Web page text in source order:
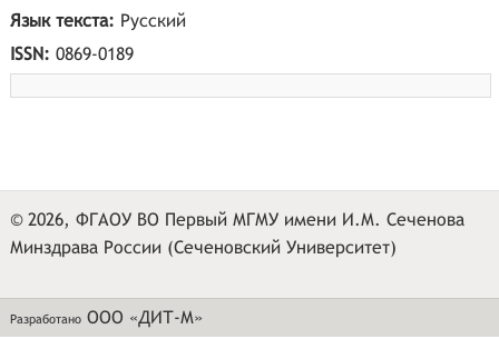
Язык текста: Русский
ISSN: 0869-0189
© 2026, ФГАОУ ВО Первый МГМУ имени И.М. Сеченова
Минздрава России (Сеченовский Университет)
Разработано ООО «ДИТ-М»